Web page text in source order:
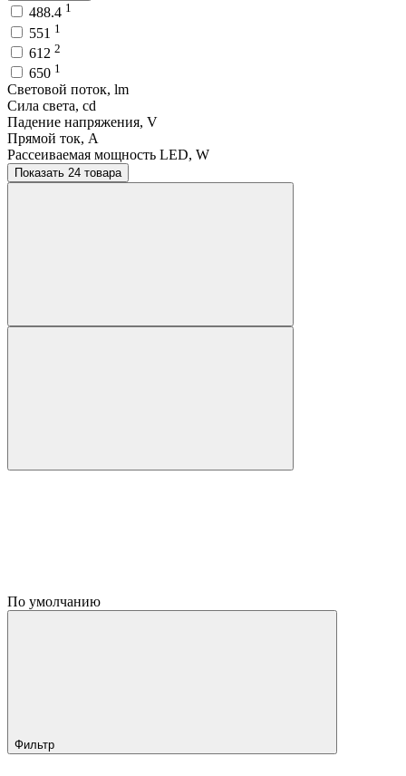
488.4 1
551 1
612 2
650 1
Световой поток, lm
Сила света, cd
Падение напряжения, V
Прямой ток, A
Рассеиваемая мощность LED, W
Показать 24 товара
По умолчанию
Фильтр